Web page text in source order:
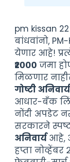
pm kissan
बांधवांनो,
येणार आहे!
₹२००० जमा
मिळणार
गोष्टी अनिवार्य
आधार-बँक
नोंदी अपडेट
सरकारने
अनिवार्यआहे,
हप्ता